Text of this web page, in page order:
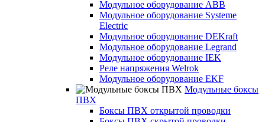
Модульное оборудование ABB
Модульное оборудование Systeme
Electric
Модульное оборудование DEKraft
Модульное оборудование Legrand
Модульное оборудование IEK
Реле напряжения Welrok
Модульное оборудование EKF
Модульные боксы
ПВХ
Боксы ПВХ открытой проводки